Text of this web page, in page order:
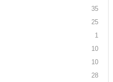
35
25
1
10
10
28